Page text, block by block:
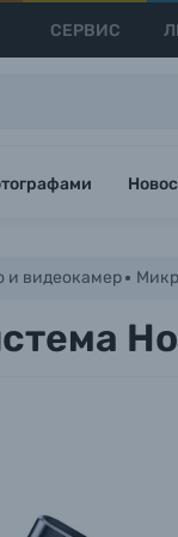
СЕРВИС
и видеокамер